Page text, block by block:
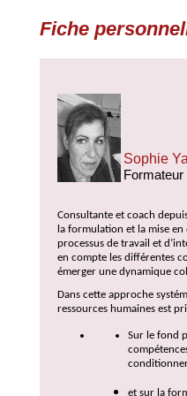
Fiche
Sophie
Consultante et coach
la formulation et la mise
processus de travail et
en compte les différentes
émerger une dynamique
Dans cette approche
ressources humaines est
Sur le fond
et sur la